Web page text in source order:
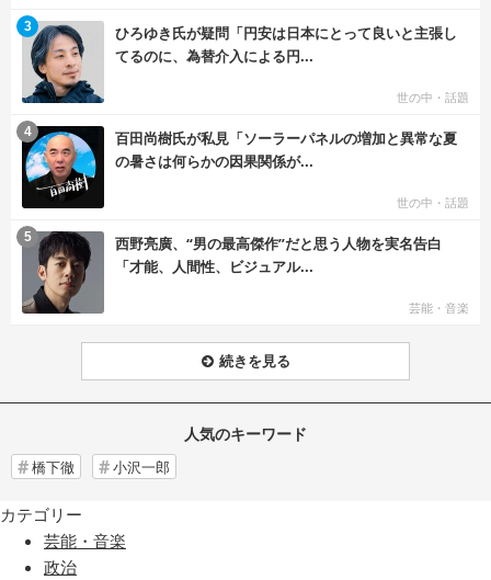
ひろゆき氏が疑問「円安は日本にとって良いと主張し
てるのに、為替介入による円...
世の中・話題
3
百田尚樹氏が私見「ソーラーパネルの増加と異常な夏
の暑さは何らかの因果関係が...
世の中・話題
4
西野亮廣、“男の最高傑作”だと思う人物を実名告白
「才能、人間性、ビジュアル...
芸能・音楽
5
続きを見る
人気のキーワード
橋下徹 小沢一郎
カテゴリー
芸能・音楽
政治